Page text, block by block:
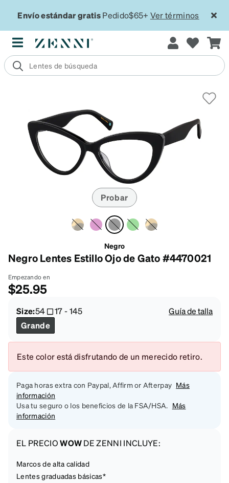
Envío estándar gratisPedido$65+ Ver términos
Probar
Negro
Negro Lentes Estillo Ojo de Gato #4470021
Empezando en
$25.95
Size:54 17-145
Guía de talla
Grande
Este color está disfrutando de un merecido retiro.
Paga horas extra con Paypal, Affirm or Afterpay Más
información
Usa tu seguro o los beneficios de la FSA/HSA. Más
información
EL PRECIOWOWDE ZENNI INCLUYE:
Marcos de alta calidad
Lentes graduadas básicas*